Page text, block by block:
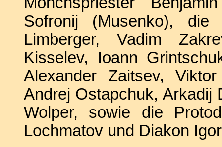
Sofronij (Musenko), die
Limberger, Vadim
Kisselev, Ioann
Alexander Zaitsev,
Andrej Ostapchuk, Arkadij
Wolper, sowie die
Lochmatov und Diakon